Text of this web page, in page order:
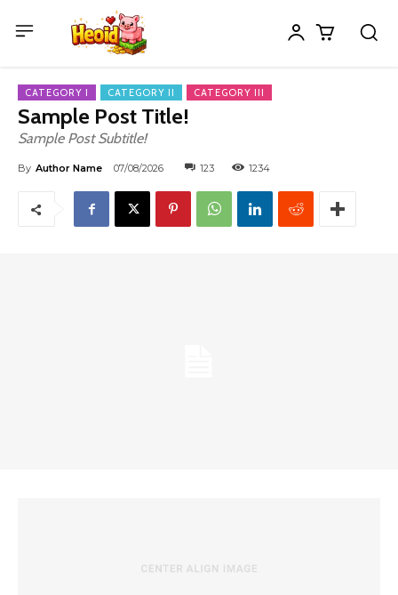
CATEGORY I CATEGORY II CATEGORY III
Sample Post Title!
Sample Post Subtitle!
By Author Name 07/08/2026 123 1234